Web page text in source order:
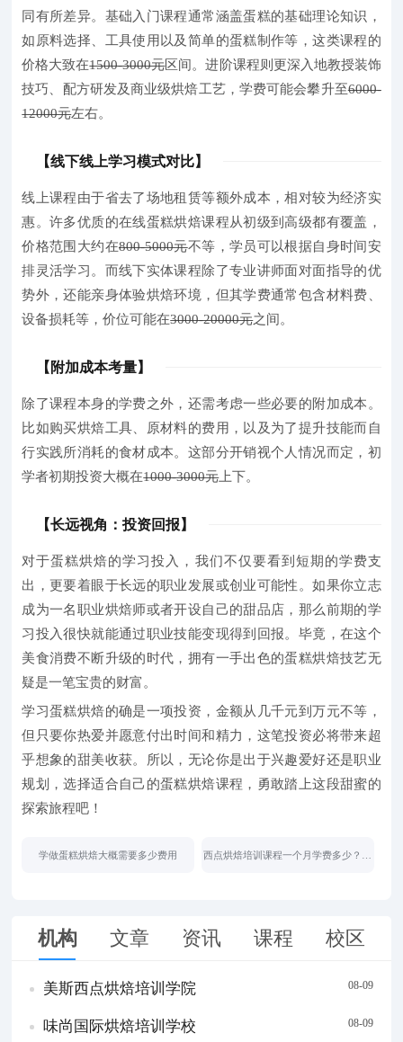
同有所差异。 基础入门课程通常涵盖蛋糕的基础理论知识，
如原料选择、工具使用以及简单的蛋糕制作等，这类课程的
价格大致在1500-3000元区间。进阶课程则更深入地教授装饰
技巧、配方研发及商业级烘焙工艺，学费可能会攀升至6000-
12000元左右。
【线下线上学习模式对比】
线上课程由于省去了场地租赁等额外成本，相对较为经济实
惠。许多优质的在线蛋糕烘焙课程从初级到高级都有覆盖，
价格范围大约在800-5000元不等，学员可以根据自身时间安
排灵活学习。而线下实体课程除了专业讲师面对面指导的优
势外，还能亲身体验烘焙环境，但其学费通常包含材料费、
设备损耗等，价位可能在3000-20000元之间。
【附加成本考量】
除了课程本身的学费之外，还需考虑一些必要的附加成本。
比如购买烘焙工具、原材料的费用，以及为了提升技能而自
行实践所消耗的食材成本。这部分开销视个人情况而定，初
学者初期投资大概在1000-3000元上下。
【长远视角：投资回报】
对于蛋糕烘焙的学习投入，我们不仅要看到短期的学费支
出，更要着眼于长远的职业发展或创业可能性。如果你立志
成为一名职业烘焙师或者开设自己的甜品店，那么前期的学
习投入很快就能通过职业技能变现得到回报。毕竟，在这个
美食消费不断升级的时代，拥有一手出色的蛋糕烘焙技艺无
疑是一笔宝贵的财富。
学习蛋糕烘焙的确是一项投资，金额从几千元到万元不等，
但只要你热爱并愿意付出时间和精力，这笔投资必将带来超
乎想象的甜美收获。所以，无论你是出于兴趣爱好还是职业
规划，选择适合自己的蛋糕烘焙课程，勇敢踏上这段甜蜜的
探索旅程吧！
学做蛋糕烘焙大概需要多少费用 西点烘焙培训课程一个月学费多少？费
机构 文章 资讯 课程 校区
美斯西点烘焙培训学院 08-09
味尚国际烘焙培训学校 08-09